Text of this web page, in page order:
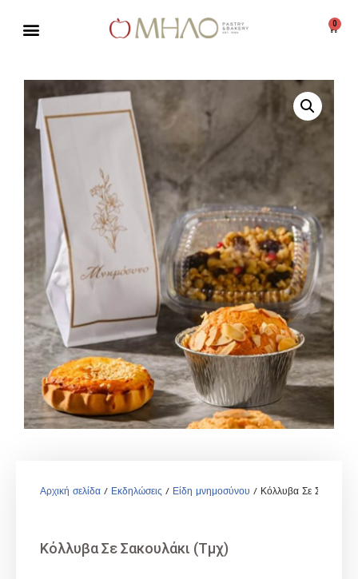
περιεχόμενο
0
Αρχική σελίδα / Εκδηλώσεις / Είδη μνημοσύνου / Κόλλυβα Σε
Κόλλυβα Σε Σακουλάκι (Τμχ)